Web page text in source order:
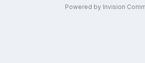
Powered by Invision